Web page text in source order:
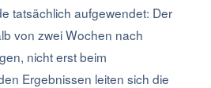
tatsächlich aufgewendet: Der
von zwei Wochen nach
nicht erst beim
Ergebnissen leiten sich die